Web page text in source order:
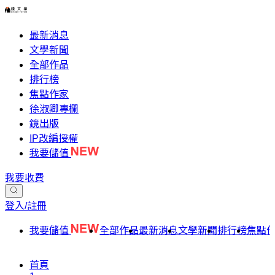
最新消息
文學新聞
全部作品
排行榜
焦點作家
徐淑卿專欄
鏡出版
IP改編授權
我要儲值
我要收費
登入/註冊
我要儲值 全部作品最新消息文學新聞排行榜焦點
首頁